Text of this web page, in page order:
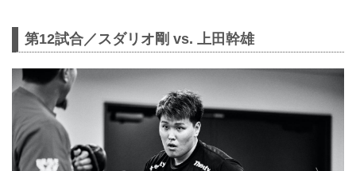
第12試合／スダリオ剛 vs. 上田幹雄